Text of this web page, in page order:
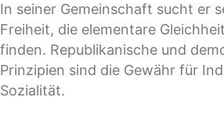
In seiner Gemeinschaft sucht er
Freiheit, die elementare
finden. Republikanische und
Prinzipien sind die Gewähr für
Sozialität.